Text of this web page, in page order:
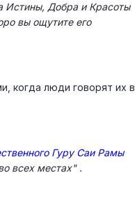
Истины, Добра и Красоты
вы ощутите его
когда люди говорят их в
Гуру Саи Рамы
всех местах" .